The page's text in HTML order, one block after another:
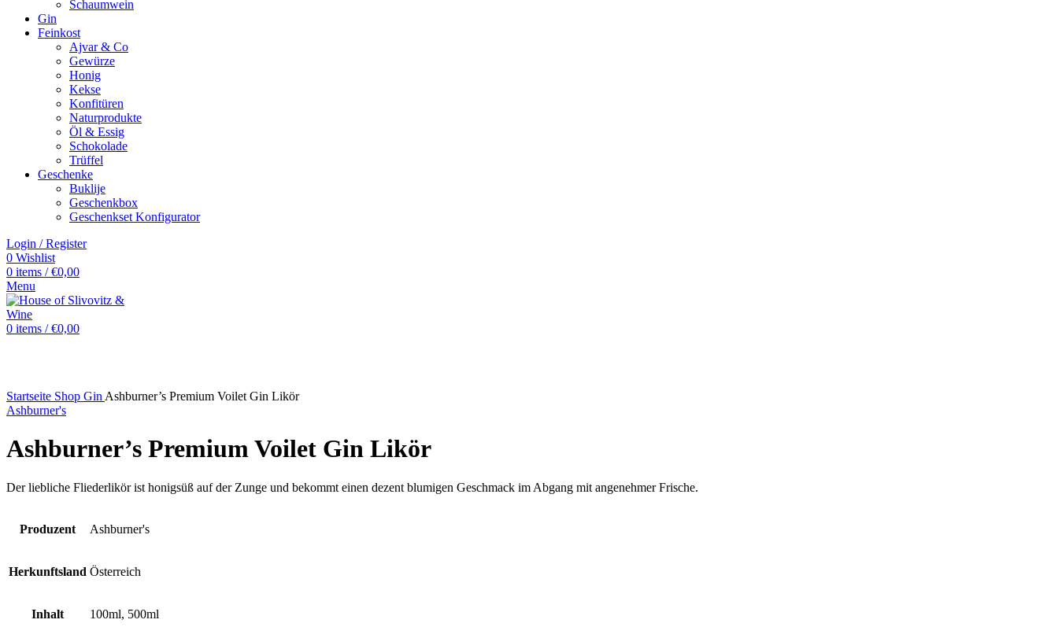
Schaumwein
Gin
Feinkost
Ajvar & Co
Gewürze
Honig
Kekse
Konfitüren
Naturprodukte
Öl & Essig
Schokolade
Trüffel
Geschenke
Buklije
Geschenkbox
Geschenkset Konfigurator
Login / Register
0 Wishlist
0 items / €0,00
Menu
0 items / €0,00
Startseite Shop Gin Ashburner’s Premium Voilet Gin Likör
Ashburner's
Ashburner’s Premium Voilet Gin Likör
Der liebliche Fliederlikör ist honigsüß auf der Zunge und bekommt einen dezent blumigen Geschmack im Abgang mit angenehmer Frische.
Produzent Ashburner's
Herkunftsland Österreich
Inhalt 100ml, 500ml